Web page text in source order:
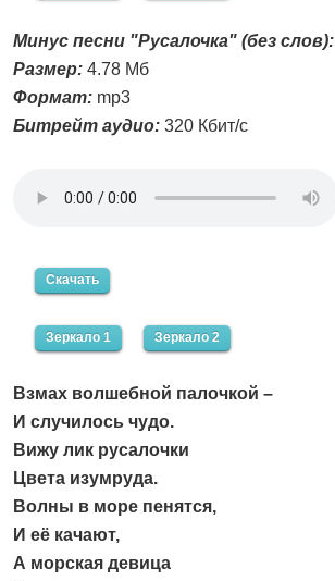
Минус песни "Русалочка" (без слов):
Размер: 4.78 Мб
Формат: mp3
Битрейт аудио: 320 Кбит/с
Скачать
Зеркало 1 Зеркало 2
Взмах волшебной палочкой –
И случилось чудо.
Вижу лик русалочки
Цвета изумруда.
Волны в море пенятся,
И её качают,
А морская девица